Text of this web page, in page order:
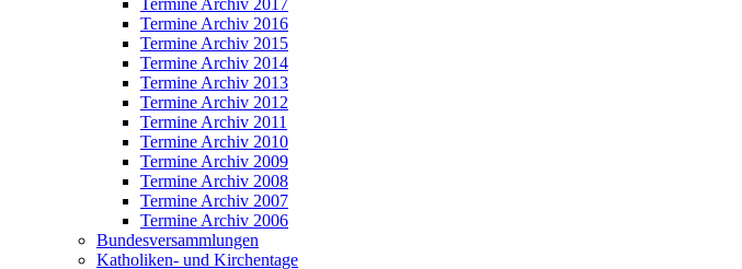
Termine Archiv 2017
Termine Archiv 2016
Termine Archiv 2015
Termine Archiv 2014
Termine Archiv 2013
Termine Archiv 2012
Termine Archiv 2011
Termine Archiv 2010
Termine Archiv 2009
Termine Archiv 2008
Termine Archiv 2007
Termine Archiv 2006
Bundesversammlungen
Katholiken- und Kirchentage